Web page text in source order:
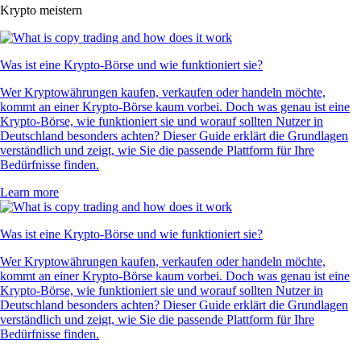
Krypto meistern
Was ist eine Krypto-Börse und wie funktioniert sie?
Wer Kryptowährungen kaufen, verkaufen oder handeln möchte,
kommt an einer Krypto-Börse kaum vorbei. Doch was genau ist eine
Krypto-Börse, wie funktioniert sie und worauf sollten Nutzer in
Deutschland besonders achten? Dieser Guide erklärt die Grundlagen
verständlich und zeigt, wie Sie die passende Plattform für Ihre
Bedürfnisse finden.
Learn more
Was ist eine Krypto-Börse und wie funktioniert sie?
Wer Kryptowährungen kaufen, verkaufen oder handeln möchte,
kommt an einer Krypto-Börse kaum vorbei. Doch was genau ist eine
Krypto-Börse, wie funktioniert sie und worauf sollten Nutzer in
Deutschland besonders achten? Dieser Guide erklärt die Grundlagen
verständlich und zeigt, wie Sie die passende Plattform für Ihre
Bedürfnisse finden.